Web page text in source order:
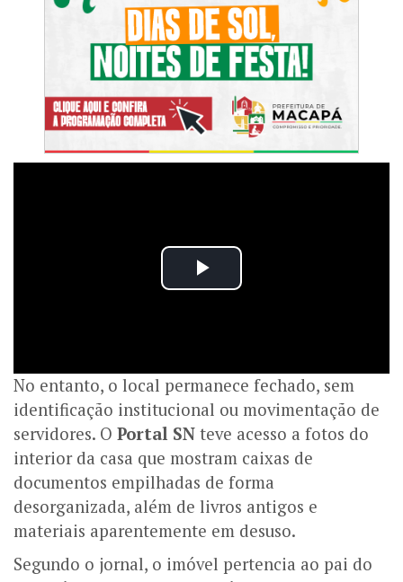
No entanto, o local permanece fechado, sem
identificação institucional ou movimentação de
servidores. O Portal SN teve acesso a fotos do
interior da casa que mostram caixas de
documentos empilhadas de forma
desorganizada, além de livros antigos e
materiais aparentemente em desuso.
Segundo o jornal, o imóvel pertencia ao pai do